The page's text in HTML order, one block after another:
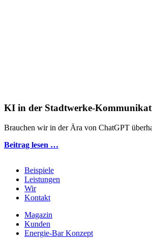
KI in der Stadtwerke-
Brauchen wir in der Ära von ChatGPT
Beitrag lesen …
Beispiele
Leistungen
Wir
Kontakt
Magazin
Kunden
Energie-Bar Konzept